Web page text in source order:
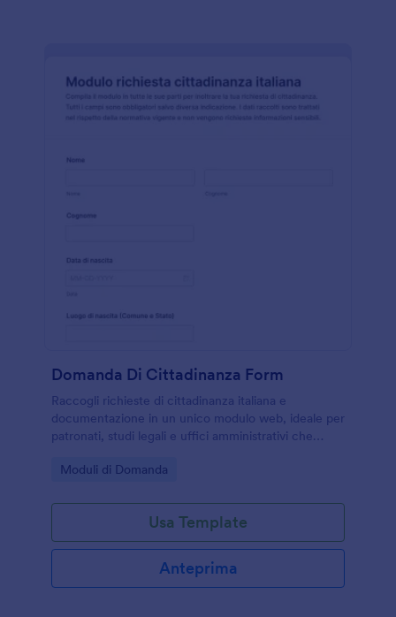
Domanda Di Cittadinanza Form
Raccogli richieste di cittadinanza italiana e
documentazione in un unico modulo web, ideale per
patronati, studi legali e uffici amministrativi che
Jotform.
Go to Category:
Moduli di Domanda
Usa Template
Anteprima